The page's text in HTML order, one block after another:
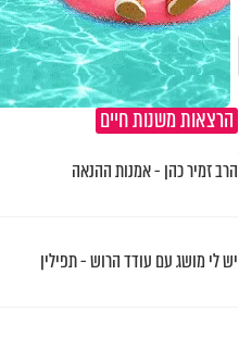
הרצאות משנות חיים
הרב זמיר כהן - אמנות ההנאה
יש לי מושג עם עודד הרוש - תפילין